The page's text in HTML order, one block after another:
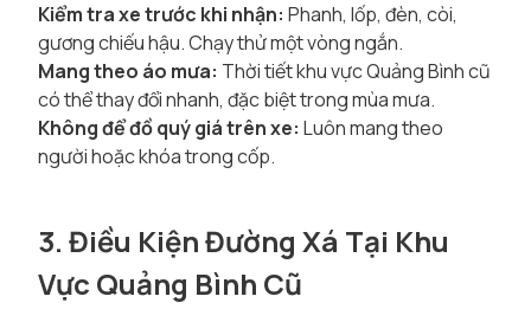
Kiểm tra xe trước khi nhận: Phanh, lốp, đèn, còi,
gương chiếu hậu. Chạy thử một vòng ngắn.
Mang theo áo mưa: Thời tiết khu vực Quảng Bình cũ
có thể thay đổi nhanh, đặc biệt trong mùa mưa.
Không để đồ quý giá trên xe: Luôn mang theo
người hoặc khóa trong cốp.
3. Điều Kiện Đường Xá Tại Khu
Vực Quảng Bình Cũ